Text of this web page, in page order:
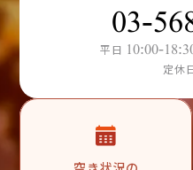
03-
平日 10:00-
定休